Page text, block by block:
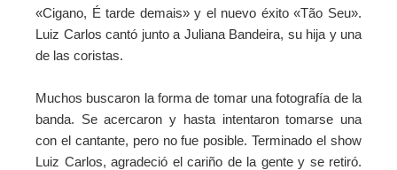
«Cigano, É tarde demais» y el nuevo éxito «Tão Seu».
Luiz Carlos cantó junto a Juliana Bandeira, su hija y una
de las coristas.
Muchos buscaron la forma de tomar una fotografía de la
banda. Se acercaron y hasta intentaron tomarse una
con el cantante, pero no fue posible. Terminado el show
Luiz Carlos, agradeció el cariño de la gente y se retiró.